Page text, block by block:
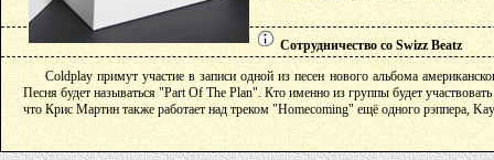
Сотрудничество со Swizz Beatz
Coldplay примут участие в записи одной из песен нового альбома
Песня будет называться "Part Of The Plan". Кто именно из группы будет
что Крис Мартин также работает над треком "Homecoming" ещё одного рэппера,